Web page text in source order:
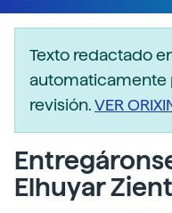
Texto redactado
automaticamente
revisión.VER
Elhuyar